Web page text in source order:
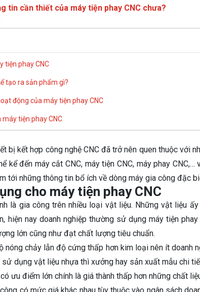
tin cần thiết của máy tiện phay CNC chưa?
tiện phay CNC
tạo ra sản phẩm gì?
động của máy tiện phay CNC
tiện phay CNC
bị kết hợp công nghệ CNC đã trở nên quen thuộc với
kể đến máy cắt CNC, máy tiện CNC, máy phay
tới những thông tin bổ ích về dòng máy gia công đặc
cho máy tiện phay CNC
là gia công trên nhiều loại vật liệu. Những vật liệu
hiện nay doanh nghiệp thường sử dụng máy tiện
lớn cũng như đạt chất lượng tiêu chuẩn.
nóng chảy lẫn độ cứng thấp hơn kim loại nên ít doanh
dụng vật liệu nhựa thì xưởng hay sản xuất mẫu chi
ưu điểm lớn chính là giá thành thấp hơn những chất